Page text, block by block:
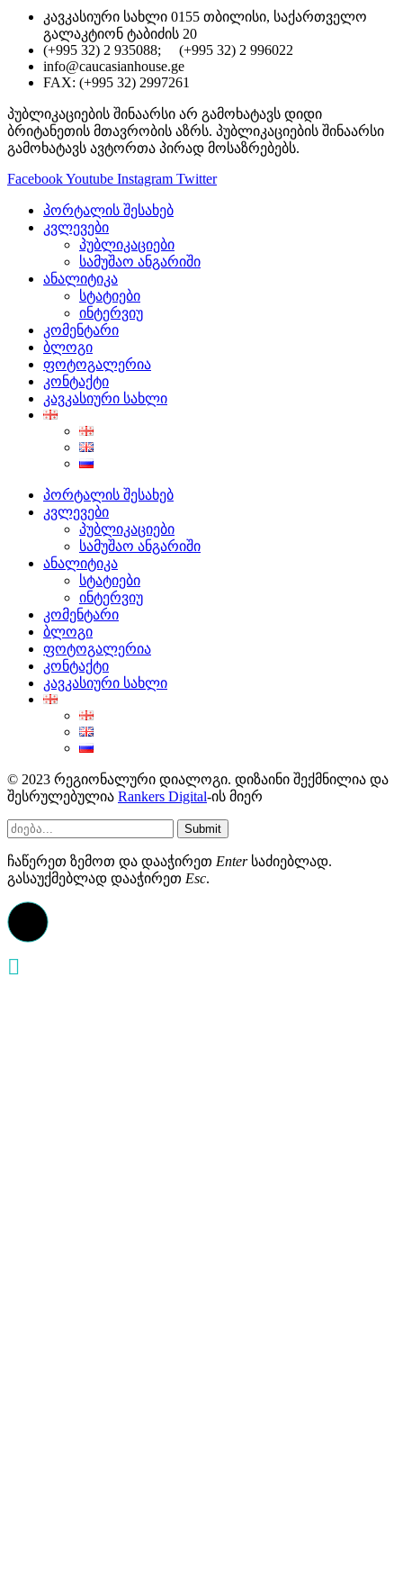
კავკასიური სახლი 0155 თბილისი, საქართველო
გალაკტიონ ტაბიძის 20
(+995 32) 2 935088; (+995 32) 2 996022
info@caucasianhouse.ge
FAX: (+995 32) 2997261
პუბლიკაციების შინაარსი არ გამოხატავს დიდი
ბრიტანეთის მთავრობის აზრს. პუბლიკაციების შინაარსი
გამოხატავს ავტორთა პირად მოსაზრებებს.
FacebookYoutube Instagram Twitter
პორტალის შესახებ
კვლევები
პუბლიკაციები
სამუშაო ანგარიში
ანალიტიკა
სტატიები
ინტერვიუ
კომენტარი
ბლოგი
ფოტოგალერია
კონტაქტი
კავკასიური სახლი
პორტალის შესახებ
კვლევები
პუბლიკაციები
სამუშაო ანგარიში
ანალიტიკა
სტატიები
ინტერვიუ
კომენტარი
ბლოგი
ფოტოგალერია
კონტაქტი
კავკასიური სახლი
© 2023 რეგიონალური დიალოგი. დიზაინი შექმნილია და
შესრულებულია Rankers Digital-ის მიერ
Submit
ჩაწერეთ ზემოთ და დააჭირეთ Enterსაძიებლად.
გასაუქმებლად დააჭირეთ Esc.